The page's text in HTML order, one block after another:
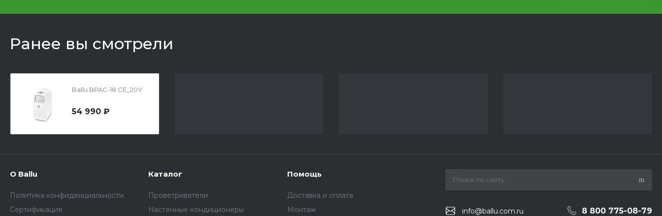
Ранее вы смотрели
Ballu BPAC-18 CE_20Y
54 990 ₽
О Ballu
Политика конфиденциальности
Сертификация
Каталог
Проветриватели
Настенные кондиционеры
Помощь
Доставка и оплата
Монтаж
info@ballu.com.ru 8 800 775-08-79